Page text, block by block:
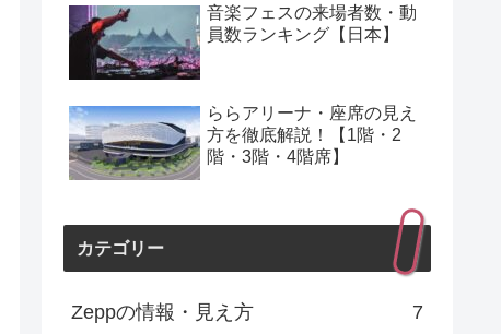
音楽フェスの来場者数・動
員数ランキング【日本】
ららアリーナ・座席の見え
方を徹底解説！【1階・2
階・3階・4階席】
カテゴリー
Zeppの情報・見え方 7